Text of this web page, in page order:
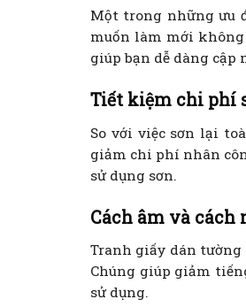
Một trong những ưu
muốn làm mới
giúp bạn dễ dàng cập
Tiết kiệm chi phí
So với việc sơn lại
giảm chi phí nhân
sử dụng sơn.
Cách âm và cách
Tranh giấy dán
Chúng giúp giảm
sử dụng.